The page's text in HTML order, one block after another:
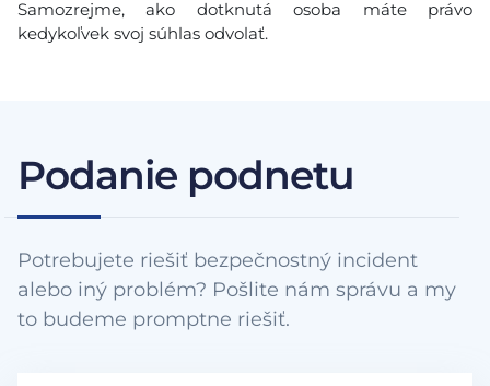
Samozrejme, ako dotknutá osoba máte právo
kedykoľvek svoj súhlas odvolať.
Podanie podnetu
Potrebujete riešiť bezpečnostný incident
alebo iný problém? Pošlite nám správu a my
to budeme promptne riešiť.